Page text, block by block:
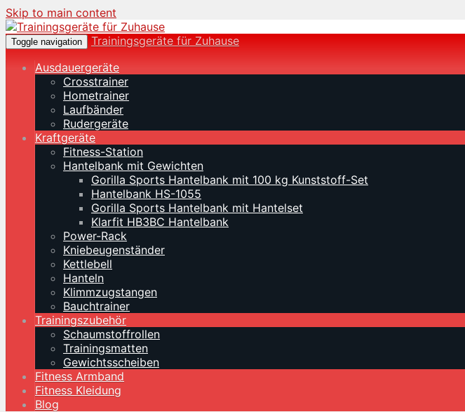
Skip to main content
Toggle navigation
Trainingsgeräte für Zuhause
Ausdauergeräte
Crosstrainer
Hometrainer
Laufbänder
Rudergeräte
Kraftgeräte
Fitness-Station
Hantelbank mit Gewichten
Gorilla Sports Hantelbank mit 100 kg Kunststoff-Set
Hantelbank HS-1055
Gorilla Sports Hantelbank mit Hantelset
Klarfit HB3BC Hantelbank
Power-Rack
Kniebeugenständer
Kettlebell
Hanteln
Klimmzugstangen
Bauchtrainer
Trainingszubehör
Schaumstoffrollen
Trainingsmatten
Gewichtsscheiben
Fitness Armband
Fitness Kleidung
Blog